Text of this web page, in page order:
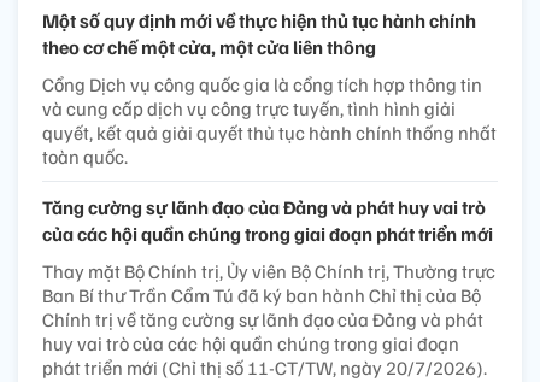
Một số quy định mới về thực hiện thủ tục hành chính
theo cơ chế một cửa, một cửa liên thông
Cổng Dịch vụ công quốc gia là cổng tích hợp thông tin
và cung cấp dịch vụ công trực tuyến, tình hình giải
quyết, kết quả giải quyết thủ tục hành chính thống nhất
toàn quốc.
Tăng cường sự lãnh đạo của Đảng và phát huy vai trò
của các hội quần chúng trong giai đoạn phát triển mới
Thay mặt Bộ Chính trị, Ủy viên Bộ Chính trị, Thường trực
Ban Bí thư Trần Cẩm Tú đã ký ban hành Chỉ thị của Bộ
Chính trị về tăng cường sự lãnh đạo của Đảng và phát
huy vai trò của các hội quần chúng trong giai đoạn
phát triển mới (Chỉ thị số 11-CT/TW, ngày 20/7/2026).